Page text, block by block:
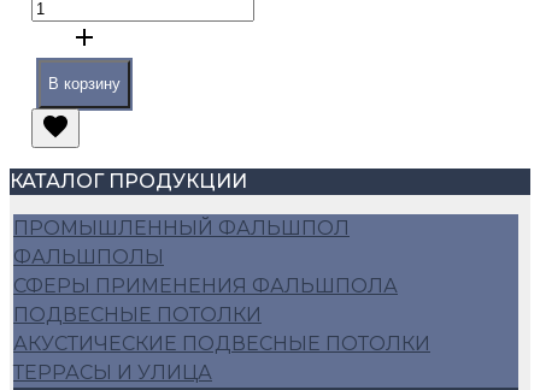
В корзину
КАТАЛОГ ПРОДУКЦИИ
ПРОМЫШЛЕННЫЙ ФАЛЬШПОЛ
ФАЛЬШПОЛЫ
СФЕРЫ ПРИМЕНЕНИЯ ФАЛЬШПОЛА
ПОДВЕСНЫЕ ПОТОЛКИ
АКУСТИЧЕСКИЕ ПОДВЕСНЫЕ ПОТОЛКИ
ТЕРРАСЫ И УЛИЦА